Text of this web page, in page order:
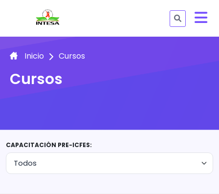
Inicio Cursos
Cursos
CAPACITACIÓN PRE-ICFES: